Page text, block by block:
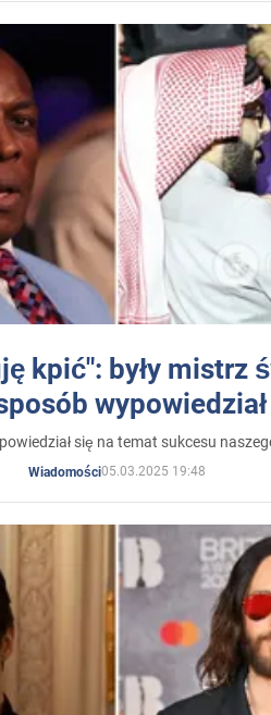
kpić": były mistrz
się na temat sukcesu
Wiadomości05.03.2025 19:48